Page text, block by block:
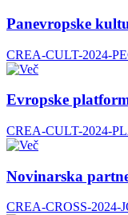
Panevropske
CREA-CULT-2024-
Evropske
CREA-CULT-2024-
Novinarska
CREA-CROSS-